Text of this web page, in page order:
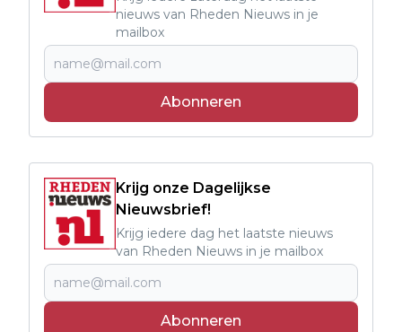
nieuws van Rheden Nieuws in je
mailbox
Abonneren
Krijg onze Dagelijkse
Nieuwsbrief!
Krijg iedere dag het laatste nieuws
van Rheden Nieuws in je mailbox
Abonneren